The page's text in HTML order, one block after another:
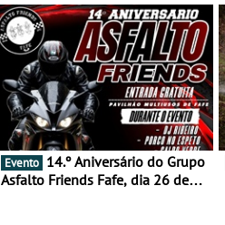
Evento
Asfalto Friends Fafe, dia 26 de